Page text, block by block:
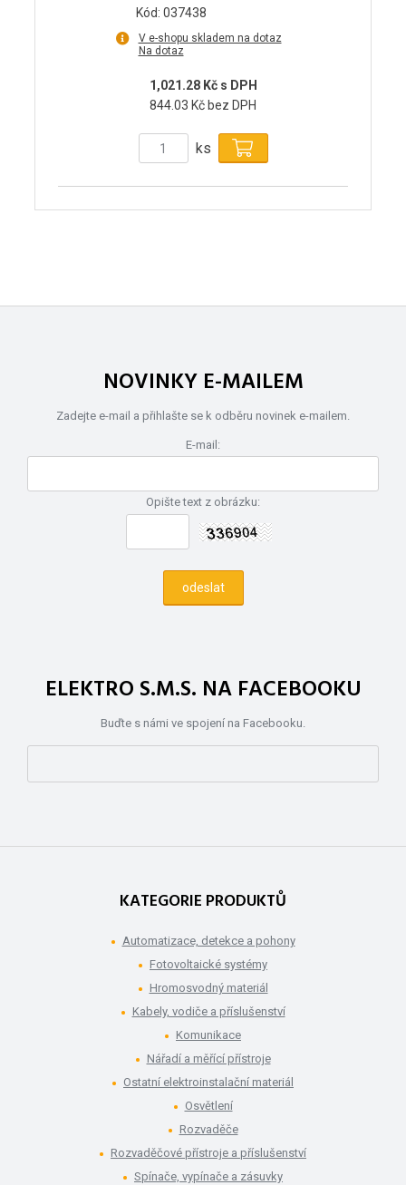
Kód: 037438
V e-shopu skladem na dotaz
Na dotaz
1,021.28 Kč s DPH
844.03 Kč bez DPH
ks
NOVINKY E-MAILEM
Zadejte e-mail a přihlašte se k odběru novinek e-mailem.
E-mail:
Opište text z obrázku:
ELEKTRO S.M.S. NA FACEBOOKU
Buďte s námi ve spojení na Facebooku.
KATEGORIE PRODUKTŮ
Automatizace, detekce a pohony
Fotovoltaické systémy
Hromosvodný materiál
Kabely, vodiče a příslušenství
Komunikace
Nářadí a měřící přístroje
Ostatní elektroinstalační materiál
Osvětlení
Rozvaděče
Rozvaděčové přístroje a příslušenství
Spínače, vypínače a zásuvky